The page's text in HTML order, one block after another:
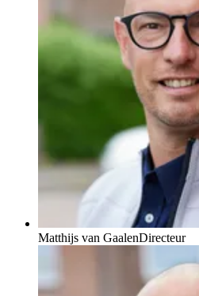
Matthijs van GaalenDirecteur